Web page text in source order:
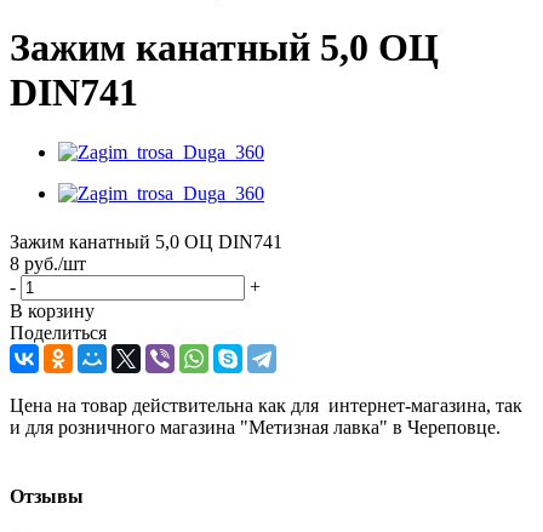
Зажим канатный 5,0 ОЦ
DIN741
Зажим канатный 5,0 ОЦ DIN741
8 руб./шт
-
+
В корзину
Поделиться
Цена на товар действительна как для интернет-магазина, так
и для розничного магазина "Метизная лавка" в Череповце.
Отзывы